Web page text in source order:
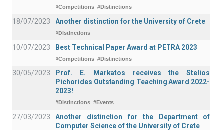
#Competitions #Distinctions
18/07/2023 Another distinction for the University of Crete
#Distinctions
10/07/2023 Best Technical Paper Award at PETRA 2023
#Competitions #Distinctions
30/05/2023
Prof. E. Markatos receives the Stelios
Pichorides Outstanding Teaching Award 2022-
2023!
#Distinctions #Events
27/03/2023
Another distinction for the Department of
Computer Science of the University of Crete